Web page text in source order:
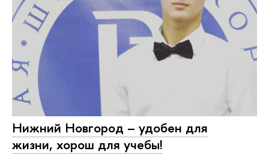
Нижний Новгород – удобен для
жизни, хорош для учебы!